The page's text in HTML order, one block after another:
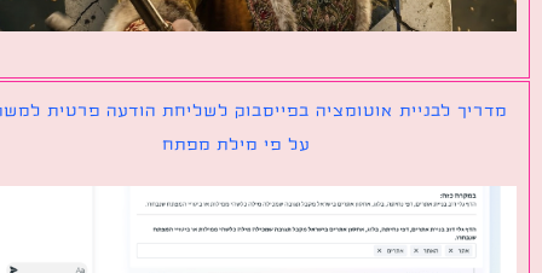
לבניית אוטומציה בפייסבוק לשליחת הודעה פרטית למשתמש
על פי מילת מפתח